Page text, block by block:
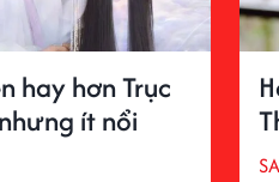
hay hơn Trục
ít nổi